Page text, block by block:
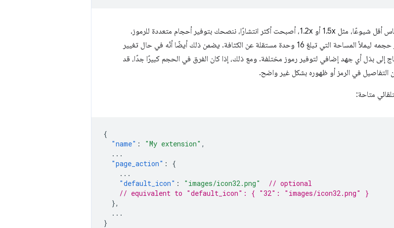
بما أنّ الأجهزة التي تستخدم عوامل قياس أقل شيوعًا، مثل 1.5x أو 1.2x، أصبحت أكثر انتشارًا، ننصحك بتوفير أحجام متعددة للرموز.
سيختار Chrome الرمز الأقرب ويغيّر حجمه ليملأ المساحة التي تبلغ 16 وحدة مستقلة عن الكثافة. يضمن ذلك أيضًا أنّه في حال تغيير
بذل أي جهد إضافي لتوفير رموز مختلفة. ومع ذلك، إذا كان الفرق في الحجم كبيرًا جدًا، قد
التفاصيل في الرمز أو ظهوره بشكل غير واضح.
متاحة:
{
"name" : "My extension" ,
...
"page_action" :
{
...
"default_icon" : "images/icon32.png"
// optional
// equivalent to "default_icon": { "32": "images/icon32.png" }
},
...
}